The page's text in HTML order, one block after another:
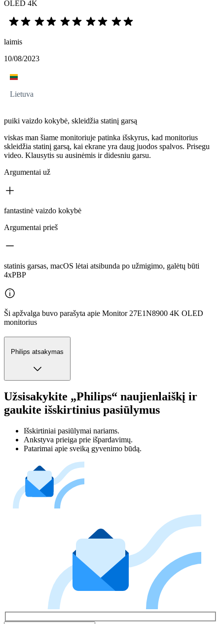
OLED 4K
laimis
10/08/2023
Lietuva
puiki vaizdo kokybė, skleidžia statinį garsą
viskas man šiame monitoriuje patinka išskyrus, kad monitorius
skleidžia statinį garsą, kai ekrane yra daug juodos spalvos. Prisegu
video. Klausytis su ausinėmis ir didesniu garsu.
Argumentai už
fantastinė vaizdo kokybė
Argumentai prieš
statinis garsas, macOS lėtai atsibunda po užmigimo, galėtų būti
4xPBP
Ši apžvalga buvo parašyta apie Monitor 27E1N8900 4K OLED
monitorius
Philips atsakymas
Užsisakykite „Philips“ naujienlaiškį ir
gaukite išskirtinius pasiūlymus
Išskirtiniai pasiūlymai nariams.
Ankstyva prieiga prie išpardavimų.
Patarimai apie sveiką gyvenimo būdą.